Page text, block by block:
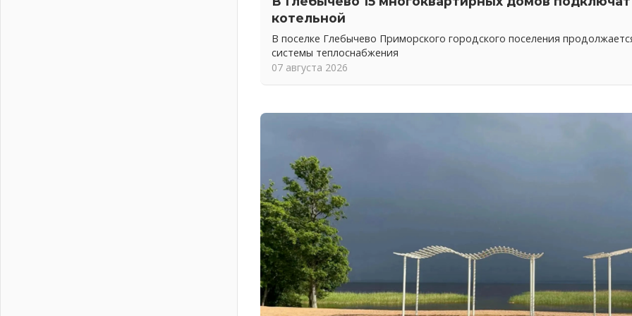
котельной
В поселке Глебычево Приморского городского поселения
системы теплоснабжения
07 августа 2026